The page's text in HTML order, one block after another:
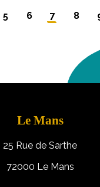
5 6 7 8
Le Mans
25 Rue de Sarthe
72000 Le Mans